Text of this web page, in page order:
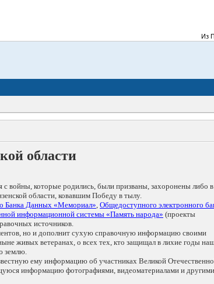
Из
области
войны, которые родились, были призваны, захоронены либо в
области, ковавшим Победу в тылу.
Банка Данных «Мемориал», Общедоступного электронного
информационной системы «Память народа» (проекты
источников.
но и дополнит сухую справочную информацию своими
живых ветеранах, о всех тех, кто защищал в лихие годы
землю.
ему информацию об участниках Великой
информацию фотографиями, видеоматериалами и другими